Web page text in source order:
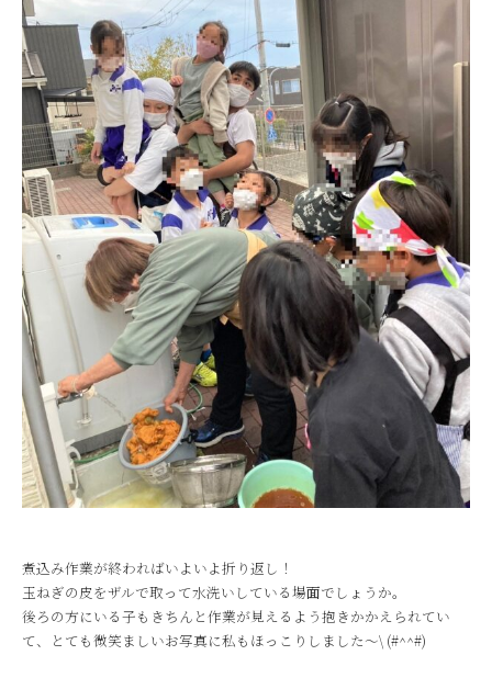
煮込み作業が終わればいよいよ折り返し！
玉ねぎの皮をザルで取って水洗いしている場面でしょうか。
後ろの方にいる子もきちんと作業が見えるよう抱きかかえられてい
て、とても微笑ましいお写真に私もほっこりしました～\ (#^^#)